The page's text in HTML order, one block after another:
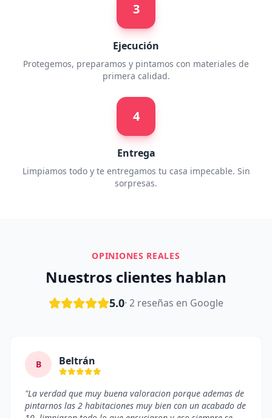
3
Ejecución
Protegemos, preparamos y pintamos con materiales de
primera calidad.
4
Entrega
Limpiamos todo y te entregamos tu casa impecable. Sin
sorpresas.
OPINIONES REALES
Nuestros clientes hablan
5.0· 2 reseñas en Google
B Beltrán
"La verdad que muy buena valoracion porque ademas de
pintarnos las 2 habitaciones muy bien con un acabado de